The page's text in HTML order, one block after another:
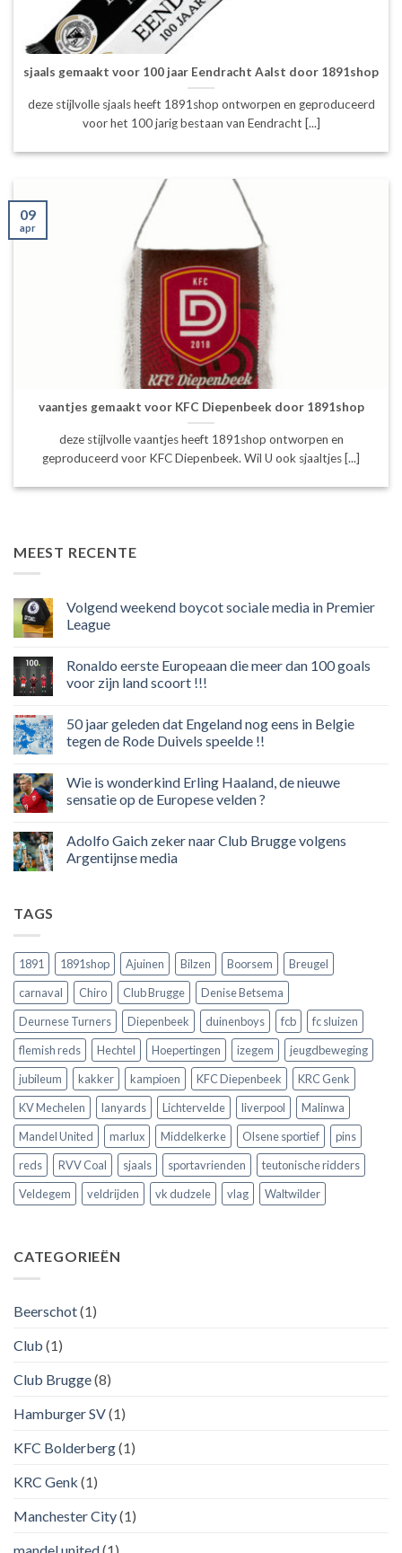
sjaals gemaakt voor 100 jaar Eendracht Aalst door 1891shop
deze stijlvolle sjaals heeft 1891shop ontworpen en geproduceerd
voor het 100 jarig bestaan van Eendracht [...]
vaantjes gemaakt voor KFC Diepenbeek door 1891shop
deze stijlvolle vaantjes heeft 1891shop ontworpen en
geproduceerd voor KFC Diepenbeek. Wil U ook sjaaltjes [...]
09
apr
MEEST RECENTE
Volgend weekend boycot sociale media in Premier
League
op
weekend
media
in
Premier
Ronaldo eerste Europeaan die meer dan 100 goals
voor zijn land scoort !!!
op
Ronaldo
eerste
meer
100
zijn
land
scoort
50 jaar geleden dat Engeland nog eens in Belgie
tegen de Rode Duivels speelde !!
op
jaar
Engeland
nog
eens
!!
Wie is wonderkind Erling Haaland, de nieuwe
sensatie op de Europese velden ?
op
Wie
is
de
Europese
velden
Adolfo Gaich zeker naar Club Brugge volgens
Argentijnse media
Club
Brugge
volgens
Argentijnse
media
TAGS
1891 1891shop Ajuinen Bilzen Boorsem
Breugel
carnaval
Chiro Club Brugge
Denise Betsema
Deurnese Turners
Diepenbeek duinenboys fcb
fc sluizen
flemish reds
Hechtel Hoepertingen izegem
jeugdbeweging
jubileum
kakker kampioen KFC Diepenbeek
KRC Genk
KV Mechelen
lanyards Lichtervelde liverpool
Malinwa
Mandel United
marlux Middelkerke Olsene sportief
pins
reds
RVV Coal sjaals sportavrienden
teutonische ridders
Veldegem
veldrijden vk dudzele vlag Waltwilder
CATEGORIEËN
Beerschot(1)
Club (1)
Club Brugge(8)
Hamburger SV(1)
KFC Bolderberg(1)
KRC Genk (1)
Manchester City(1)
mandel united(1)